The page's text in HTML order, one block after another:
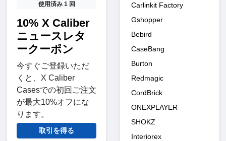
使用済み 1 回
10% X Caliber
ニュースレタ
ークーポン
今すぐご登録いただ
くと、X Caliber
Casesでの初回ご注文
が最大10%オフにな
ります。
取引を得る
Carlinkit Factory
Gshopper
Bebird
CaseBang
Burton
Redmagic
CordBrick
ONEXPLAYER
SHOKZ
Interiorex